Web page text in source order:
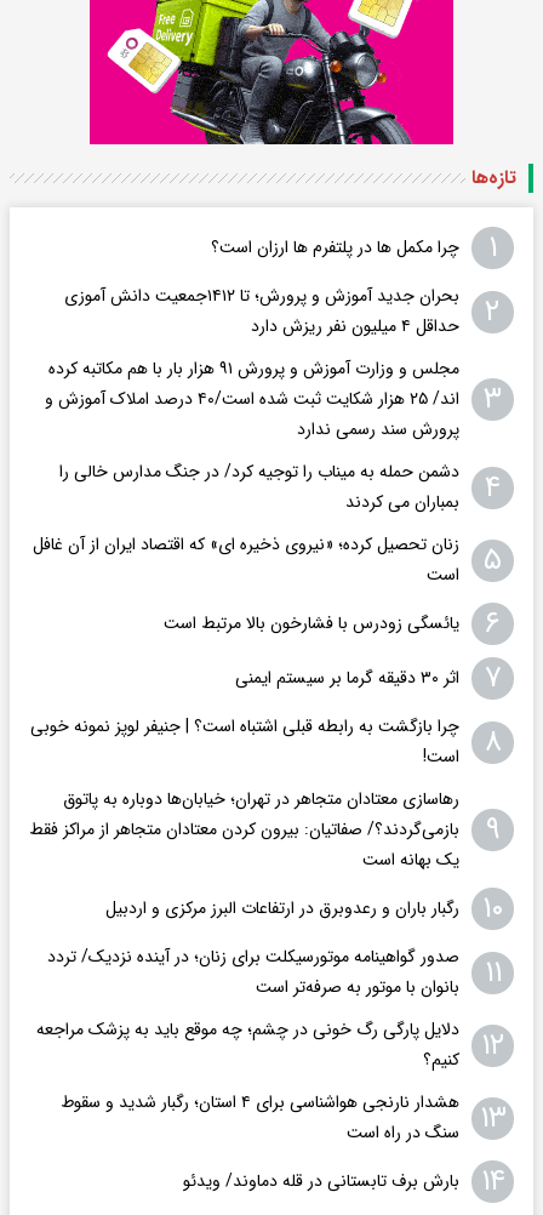
تازه‌ها
۱ چرا مکمل ها در پلتفرم ها ارزان است؟
۲
بحران جدید آموزش و پرورش؛ تا ۱۴۱۲جمعیت دانش آموزی
حداقل ۴ میلیون نفر ریزش دارد
۳
مجلس و وزارت آموزش و پرورش ۹۱ هزار بار با هم مکاتبه کرده
اند/ ۲۵ هزار شکایت ثبت شده است/۴۰ درصد املاک آموزش و
پرورش سند رسمی ندارد
۴
دشمن حمله به میناب را توجیه کرد/ در جنگ مدارس خالی را
بمباران می کردند
۵
زنان تحصیل کرده؛ «نیروی ذخیره ای» که اقتصاد ایران از آن غافل
است
۶ یائسگی زودرس با فشارخون بالا مرتبط است
۷ اثر ۳۰ دقیقه گرما بر سیستم ایمنی
۸
چرا بازگشت به رابطه قبلی اشتباه است؟ | جنیفر لوپز نمونه خوبی
است!
۹
رهاسازی معتادان متجاهر در تهران؛ خیابان‌ها دوباره به پاتوق
بازمی‌گردند؟/ صفاتیان: بیرون کردن معتادان متجاهر از مراکز فقط
یک بهانه است
۱۰ رگبار باران و رعدوبرق در ارتفاعات البرز مرکزی و اردبیل
۱۱
صدور گواهینامه موتورسیکلت برای زنان؛ در آینده نزدیک/ تردد
بانوان با موتور به‌ صرفه‌تر است
۱۲
دلایل پارگی رگ خونی در چشم؛ چه موقع باید به پزشک مراجعه
کنیم؟
۱۳
هشدار نارنجی هواشناسی برای ۴ استان؛ رگبار شدید و سقوط
سنگ در راه است
۱۴ بارش برف تابستانی در قله دماوند/ ویدئو